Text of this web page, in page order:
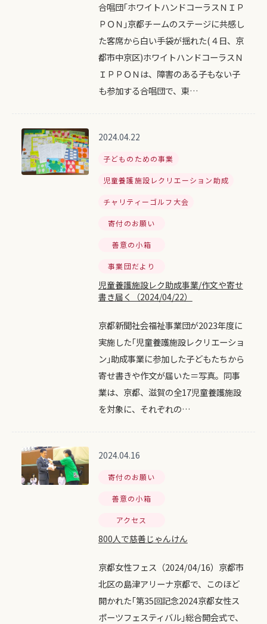
合唱団｢ホワイトハンドコーラスＮＩＰ
ＰＯＮ｣京都チームのステージに共感し
た客席から白い手袋が揺れた(４日、京
都市中京区)ホワイトハンドコーラスＮ
ＩＰＰＯＮは、障害のある子もない子
も参加する合唱団で、東…
2024.04.22
子どものための事業
児童養護施設レクリエーション助成
チャリティーゴルフ大会
寄付のお願い
善意の小箱
事業団だより
児童養護施設レク助成事業/作文や寄せ
書き届く（2024/04/22）
京都新聞社会福祉事業団が2023年度に
実施した｢児童養護施設レクリエーショ
ン｣助成事業に参加した子どもたちから
寄せ書きや作文が届いた＝写真。同事
業は、京都、滋賀の全17児童養護施設
を対象に、それぞれの…
2024.04.16
寄付のお願い
善意の小箱
アクセス
800人で慈善じゃんけん
京都女性フェス（2024/04/16）京都市
北区の島津アリーナ京都で、このほど
開かれた｢第35回記念2024京都女性ス
ポーツフェスティバル｣総合開会式で、